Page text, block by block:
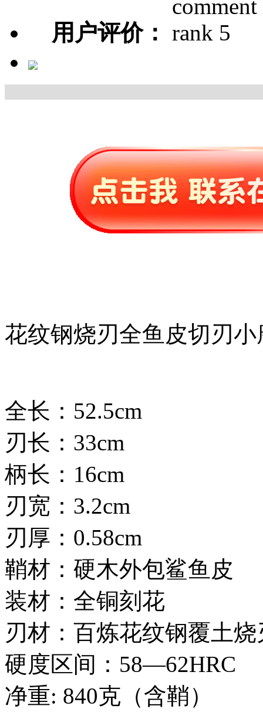
用户评价：
花纹钢烧刃全鱼皮切刃小
全长：52.5cm
刃长：33cm
柄长：16cm
刃宽：3.2cm
刃厚：0.58cm
鞘材：硬木外包鲨鱼皮
装材：全铜刻花
刃材：百炼花纹钢覆土烧
硬度区间：58—62HRC
净重: 840克（含鞘）